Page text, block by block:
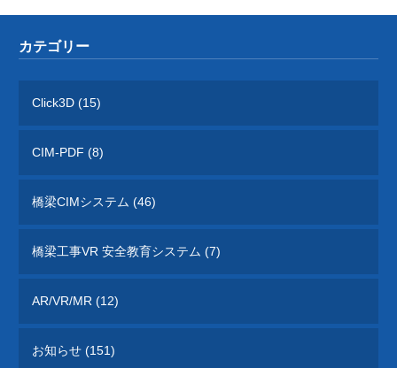
カテゴリー
Click3D (15)
CIM-PDF (8)
橋梁CIMシステム (46)
橋梁工事VR 安全教育システム (7)
AR/VR/MR (12)
お知らせ (151)